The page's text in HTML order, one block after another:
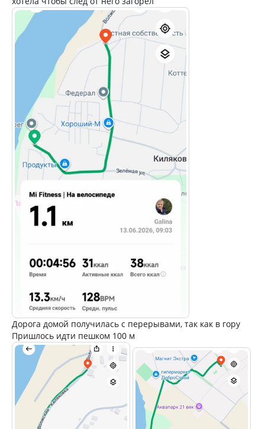
Дорога домой получилась с перерывами, так как в гору
Пришлось идти пешком 100 м